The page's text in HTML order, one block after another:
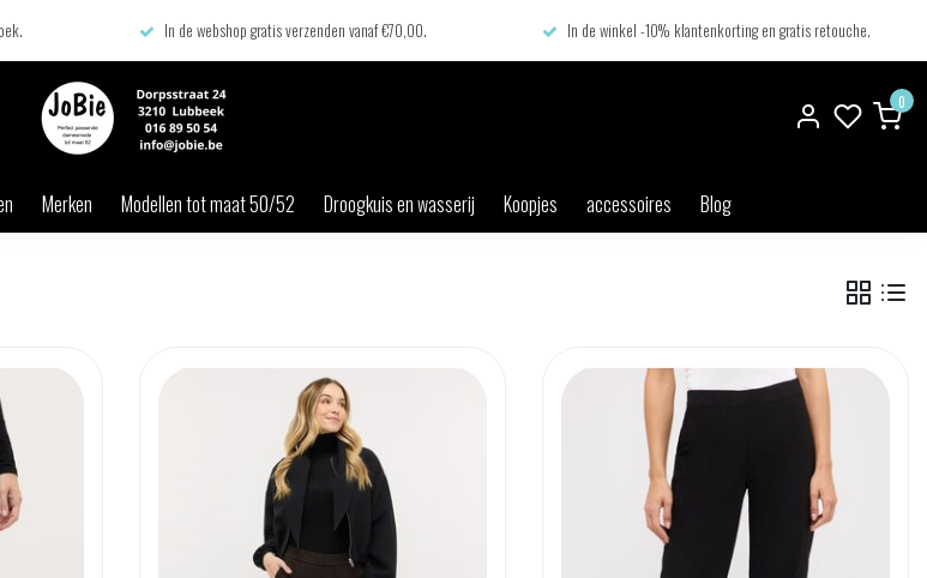
In de webshop gratis verzenden vanaf €70,00. In de winkel -10% klantenkorting en gratis retouche.
0
Merken Modellen tot maat 50/52 Droogkuis en wasserij Koopjes accessoires Blog